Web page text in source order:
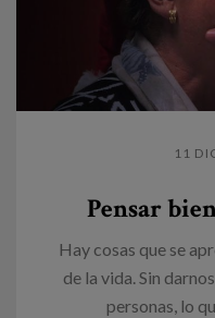
11
Pensar
Hay cosas que se
de la vida. Sin
personas, lo